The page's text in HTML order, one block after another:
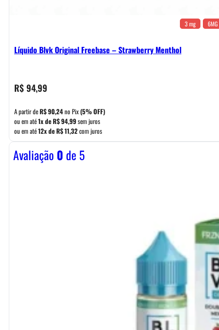
3 mg 6MG
Líquido Blvk Original Freebase – Strawberry Menthol
R$94,99
A partir deR$90,24no Pix(5% OFF)
ou em até1x deR$94,99sem juros
ou em até12x deR$11,32com juros
Avaliação0 de 5